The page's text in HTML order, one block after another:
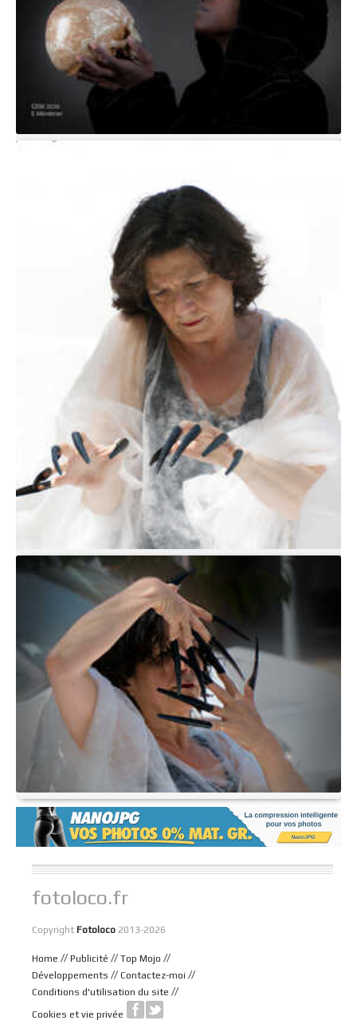
fotoloco.fr
Copyright Fotoloco 2013-2026
Home // Publicité // Top Mojo //
Développements // Contactez-moi //
Conditions d'utilisation du site //
Cookies et vie privée